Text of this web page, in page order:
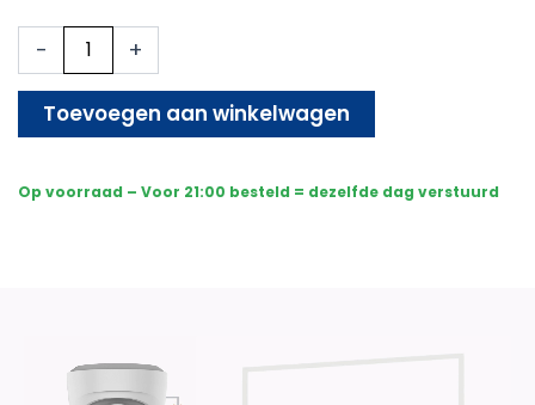
-
Beveiligingscamera
Bedraad
Dome
+
Toevoegen aan winkelwagen
Op voorraad – Voor 21:00 besteld = dezelfde dag verstuurd